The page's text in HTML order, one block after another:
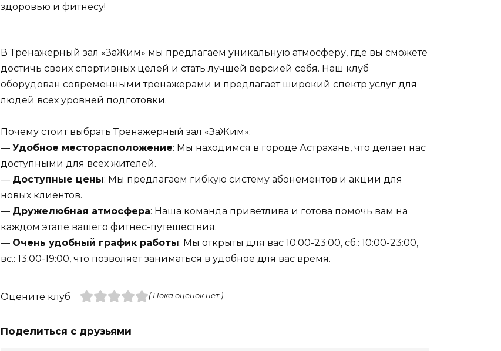
здоровью и фитнесу!
В Тренажерный зал «ЗаЖим» мы предлагаем уникальную атмосферу, где вы сможете
достичь своих спортивных целей и стать лучшей версией себя. Наш клуб
оборудован современными тренажерами и предлагает широкий спектр услуг для
людей всех уровней подготовки.
Почему стоит выбрать Тренажерный зал «ЗаЖим»:
— Удобное месторасположение: Мы находимся в городе Астрахань, что делает нас
доступными для всех жителей.
— Доступные цены: Мы предлагаем гибкую систему абонементов и акции для
новых клиентов.
— Дружелюбная атмосфера: Наша команда приветлива и готова помочь вам на
каждом этапе вашего фитнес-путешествия.
— Очень удобный график работы: Мы открыты для вас 10:00-23:00, сб.: 10:00-23:00,
вс.: 13:00-19:00, что позволяет заниматься в удобное для вас время.
Оцените клуб ( Пока оценок нет )
Поделиться с друзьями